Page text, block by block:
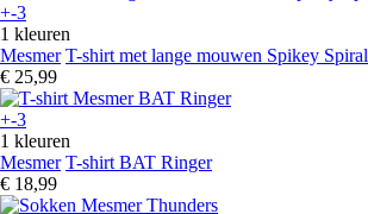
+-3
1 kleuren
Mesmer T-shirt met lange mouwen Spikey Spiral
€ 25,99
+-3
1 kleuren
Mesmer T-shirt BAT Ringer
€ 18,99